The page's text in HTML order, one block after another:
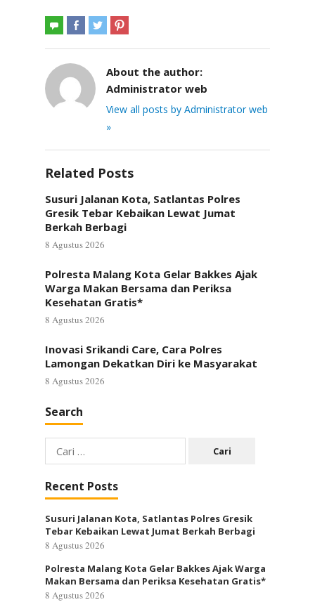
About the author:
Administrator web
View all posts by Administrator web
»
Related Posts
Susuri Jalanan Kota, Satlantas Polres
Gresik Tebar Kebaikan Lewat Jumat
Berkah Berbagi
8 Agustus 2026
Polresta Malang Kota Gelar Bakkes Ajak
Warga Makan Bersama dan Periksa
Kesehatan Gratis*
8 Agustus 2026
Inovasi Srikandi Care, Cara Polres
Lamongan Dekatkan Diri ke Masyarakat
8 Agustus 2026
Search
Cari
untuk:
Recent Posts
Susuri Jalanan Kota, Satlantas Polres Gresik
Tebar Kebaikan Lewat Jumat Berkah Berbagi
8 Agustus 2026
Polresta Malang Kota Gelar Bakkes Ajak Warga
Makan Bersama dan Periksa Kesehatan Gratis*
8 Agustus 2026